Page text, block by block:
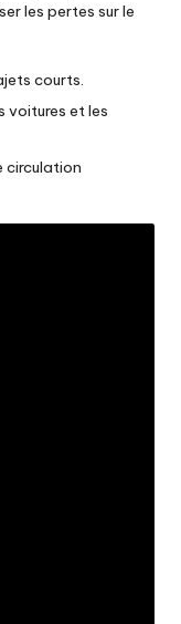
les pertes sur le
courts.
voitures et les
circulation